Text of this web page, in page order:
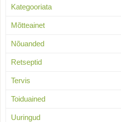
Kategooriata
Mõtteainet
Nõuanded
Retseptid
Tervis
Toiduained
Uuringud